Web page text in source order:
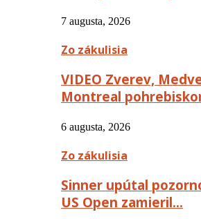
7 augusta, 2026
Zo zákulisia
VIDEO Zverev,
Montreal
6 augusta, 2026
Zo zákulisia
Sinner upútal
US Open zamieril…